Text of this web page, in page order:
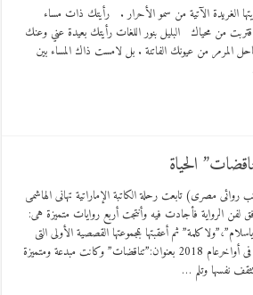
الغريدة الآتية من سمو الأحرار . رأيتك ذات مساء
من محياك البليل بنور اللغات رأيتك بعيدة عني وعنك
المرمر من عيونك الفاتنة . بل لامست ذاك المساء بين
الحياة
روائى مصرى) تابعت رحلة الكاتبة الإماراتية تهانى الهاشمى
لفن الرواية فأجادت فيه وأنتجت أربع روايات متميزة هى:
ثم أعقبتها بمجموعتها القصصية الأولى التى
صدرت عن دائرة الثقافة بالشارقة فى أواخرعام 2018 بعنوان:”تناقضات” وكانت مبدعة ومتميزة
نفسها وتلم …